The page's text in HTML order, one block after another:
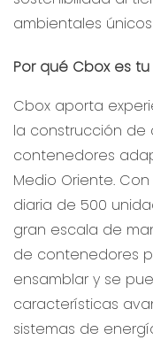
ambientales
Por qué Cbox es
Cbox aporta
la construcción
contenedores
Medio Oriente.
diaria de 500
gran escala de
de contenedores
ensamblar y se
características
sistemas de